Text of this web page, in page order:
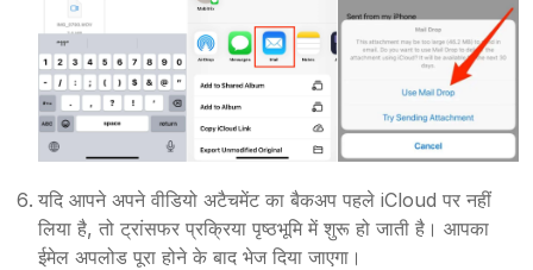
यदि आपने अपने वीडियो अटैचमेंट का बैकअप पहले iCloud पर नहीं
लिया है, तो ट्रांसफर प्रक्रिया पृष्ठभूमि में शुरू हो जाती है। आपका
ईमेल अपलोड पूरा होने के बाद भेज दिया जाएगा।